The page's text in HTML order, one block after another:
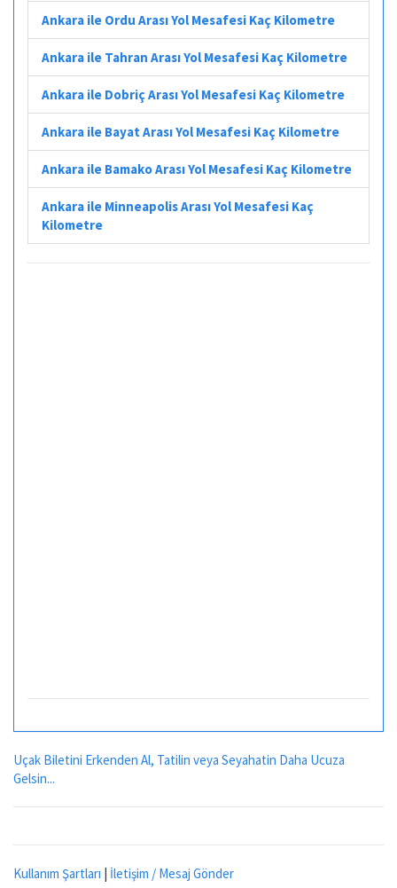
Ankara ile Ordu Arası Yol Mesafesi Kaç Kilometre
Ankara ile Tahran Arası Yol Mesafesi Kaç Kilometre
Ankara ile Dobriç Arası Yol Mesafesi Kaç Kilometre
Ankara ile Bayat Arası Yol Mesafesi Kaç Kilometre
Ankara ile Bamako Arası Yol Mesafesi Kaç Kilometre
Ankara ile Minneapolis Arası Yol Mesafesi Kaç
Kilometre
Uçak Biletini Erkenden Al, Tatilin veya Seyahatin Daha Ucuza
Gelsin...
Kullanım Şartları | İletişim / Mesaj Gönder